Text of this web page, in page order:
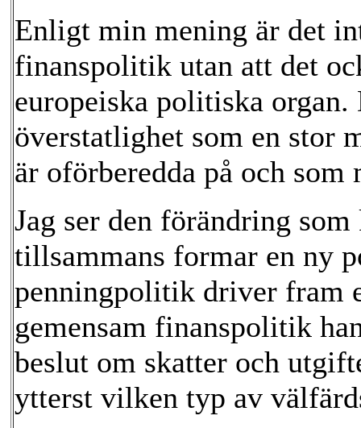
Enligt min mening är det
finanspolitik utan att det
europeiska politiska
överstatlighet som en stor
är oförberedda på och
Jag ser den förändring
tillsammans formar en ny
penningpolitik driver fram
gemensam finanspolitik
beslut om skatter och
ytterst vilken typ av